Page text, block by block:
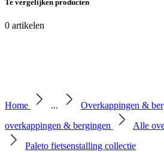
Te vergelijken producten
0 artikelen
Home ... Overkappingen &
overkappingen & bergingen
Alle
Paleto fietsenstalling collectie